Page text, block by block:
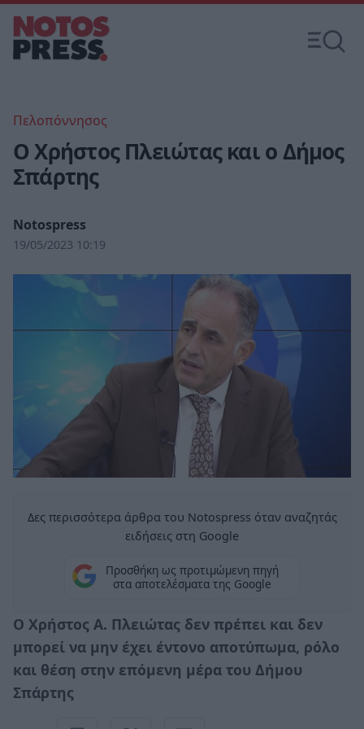
Πελοπόννησος
Ο Χρήστος Πλειώτας και ο Δήμος
Σπάρτης
Notospress
19/05/2023 10:19
Δες περισσότερα άρθρα του Notospress όταν αναζητάς
ειδήσεις στη Google
Προσθήκη ως προτιμώμενη πηγή
στα αποτελέσματα της Google
Ο Χρήστος Α. Πλειώτας δεν πρέπει και δεν
μπορεί να μην έχει έντονο αποτύπωμα, ρόλο
και θέση στην επόμενη μέρα του Δήμου
Σπάρτης